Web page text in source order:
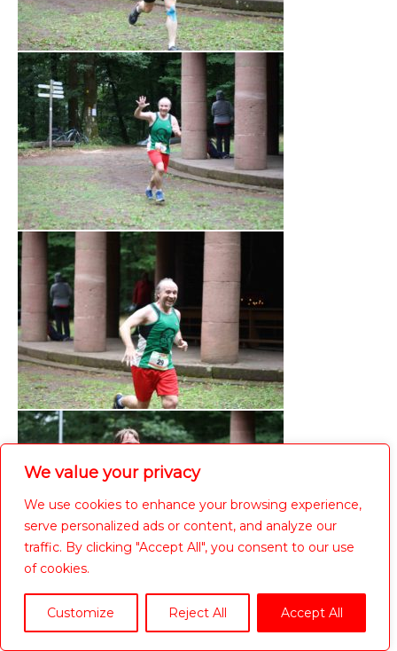
We value your privacy
We use cookies to enhance your browsing experience,
serve personalized ads or content, and analyze our
traffic. By clicking "Accept All", you consent to our use
of cookies.
Customize Reject All Accept All